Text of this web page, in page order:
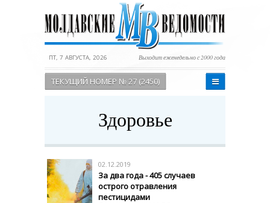
ПТ, 7 АВГУСТА, 2026 Выходит еженедельно с 2000 года
ТЕКУЩИЙ НОМЕР № 27 (2450)
Здоровье
02.12.2019
За два года - 405 случаев
острого отравления
пестицидами